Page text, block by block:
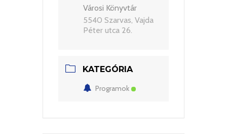
Városi Könyvtár
5540 Szarvas, Vajda
Péter utca 26.
KATEGÓRIA
Programok